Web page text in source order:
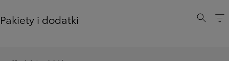
Pakiety i dodatki